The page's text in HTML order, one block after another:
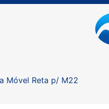
Móvel Reta p/ M22